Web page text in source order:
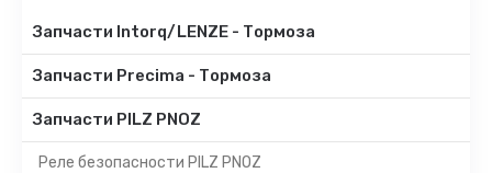
Запчасти Intorq/LENZE - Тормоза
Запчасти Precima - Тормоза
Запчасти PILZ PNOZ
Реле безопасности PILZ PNOZ